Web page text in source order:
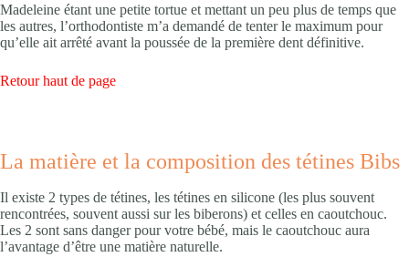
Madeleine étant une petite tortue et mettant un peu plus de temps que
les autres, l’orthodontiste m’a demandé de tenter le maximum pour
qu’elle ait arrêté avant la poussée de la première dent définitive.
Retour haut de page
La matière et la composition des tétines Bibs
Il existe 2 types de tétines, les tétines en silicone (les plus souvent
rencontrées, souvent aussi sur les biberons) et celles en caoutchouc.
Les 2 sont sans danger pour votre bébé, mais le caoutchouc aura
l’avantage d’être une matière naturelle.